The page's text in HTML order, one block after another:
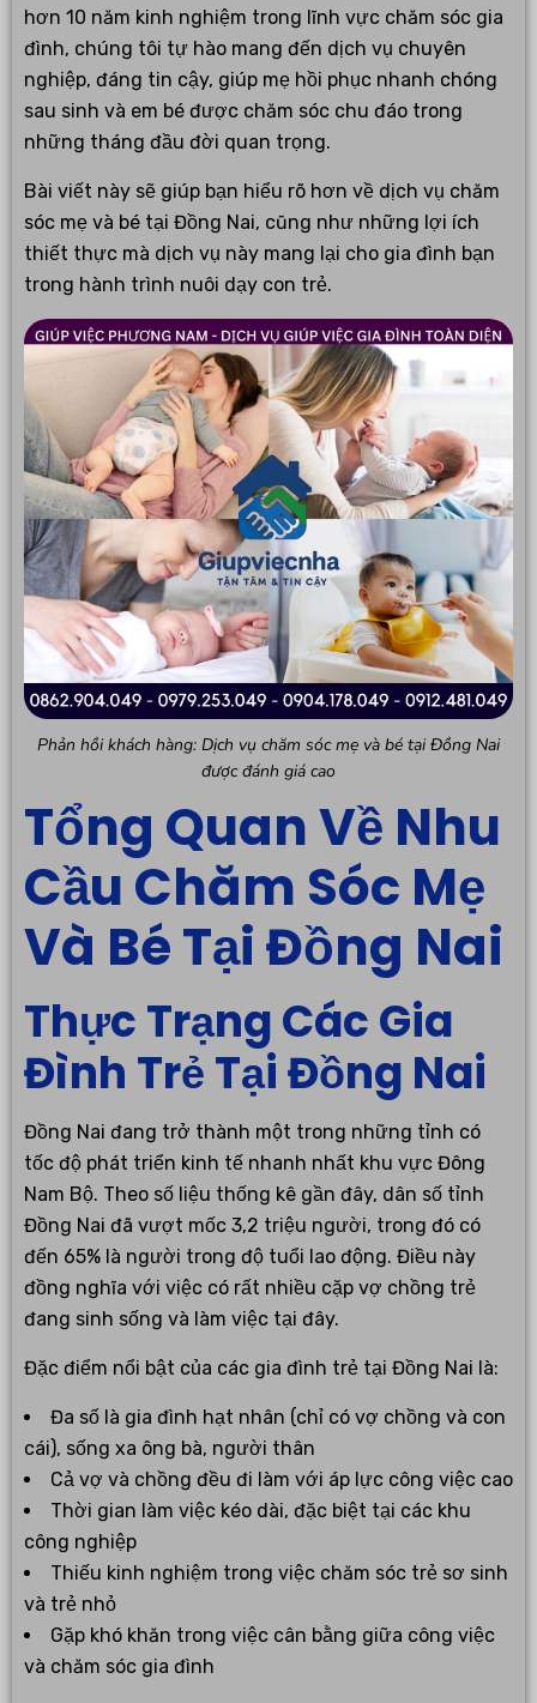
hơn 10 năm kinh nghiệm trong lĩnh vực chăm sóc gia
đình, chúng tôi tự hào mang đến dịch vụ chuyên
nghiệp, đáng tin cậy, giúp mẹ hồi phục nhanh chóng
sau sinh và em bé được chăm sóc chu đáo trong
những tháng đầu đời quan trọng.
Bài viết này sẽ giúp bạn hiểu rõ hơn về dịch vụ chăm
sóc mẹ và bé tại Đồng Nai, cũng như những lợi ích
thiết thực mà dịch vụ này mang lại cho gia đình bạn
trong hành trình nuôi dạy con trẻ.
Phản hồi khách hàng: Dịch vụ chăm sóc mẹ và bé tại Đồng Nai
được đánh giá cao
Tổng Quan Về Nhu
Cầu Chăm Sóc Mẹ
Và Bé Tại Đồng Nai
Thực Trạng Các Gia
Đình Trẻ Tại Đồng Nai
Đồng Nai đang trở thành một trong những tỉnh có
tốc độ phát triển kinh tế nhanh nhất khu vực Đông
Nam Bộ. Theo số liệu thống kê gần đây, dân số tỉnh
Đồng Nai đã vượt mốc 3,2 triệu người, trong đó có
đến 65% là người trong độ tuổi lao động. Điều này
đồng nghĩa với việc có rất nhiều cặp vợ chồng trẻ
đang sinh sống và làm việc tại đây.
Đặc điểm nổi bật của các gia đình trẻ tại Đồng Nai là:
Đa số là gia đình hạt nhân (chỉ có vợ chồng và con
cái), sống xa ông bà, người thân
Cả vợ và chồng đều đi làm với áp lực công việc cao
Thời gian làm việc kéo dài, đặc biệt tại các khu
công nghiệp
Thiếu kinh nghiệm trong việc chăm sóc trẻ sơ sinh
và trẻ nhỏ
Gặp khó khăn trong việc cân bằng giữa công việc
và chăm sóc gia đình